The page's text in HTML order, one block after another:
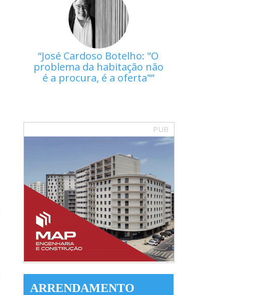
José Cardoso Botelho: "O
problema da habitação não
é a procura, é a oferta"
PUB
ARRENDAMENTO